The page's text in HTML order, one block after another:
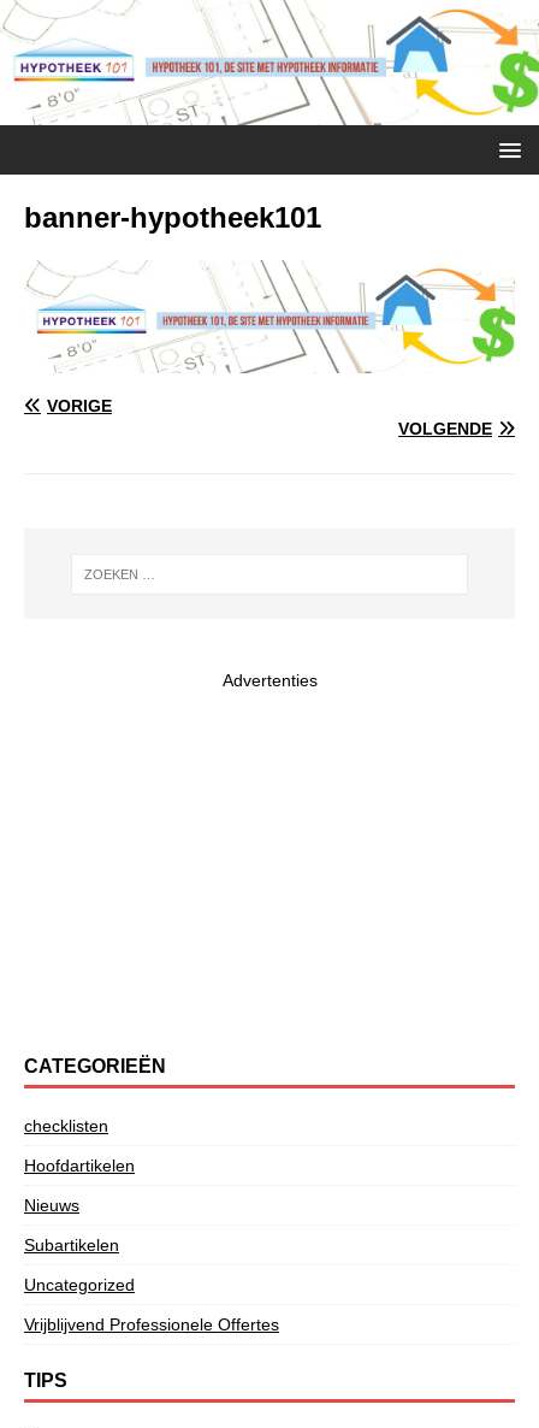
banner-hypotheek101
VORIGE
VOLGENDE
Advertenties
CATEGORIEËN
checklisten
Hoofdartikelen
Nieuws
Subartikelen
Uncategorized
Vrijblijvend Professionele Offertes
TIPS